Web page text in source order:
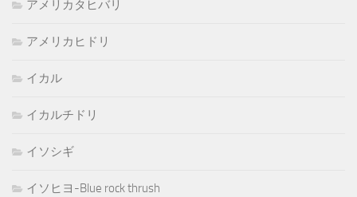
アメリカタヒバリ
アメリカヒドリ
イカル
イカルチドリ
イソシギ
イソヒヨ-Blue rock thrush